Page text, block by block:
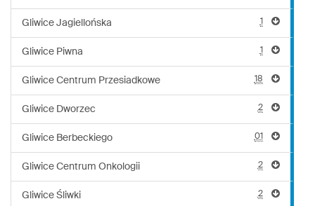
Gliwice Jagiellońska 1
Gliwice Piwna 1
Gliwice Centrum Przesiadkowe 18
Gliwice Dworzec 2
Gliwice Berbeckiego 01
Gliwice Centrum Onkologii 2
Gliwice Śliwki 2